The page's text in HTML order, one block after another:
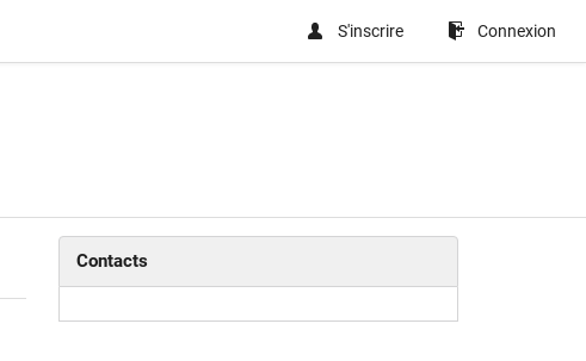
S'inscrire Connexion
Contacts